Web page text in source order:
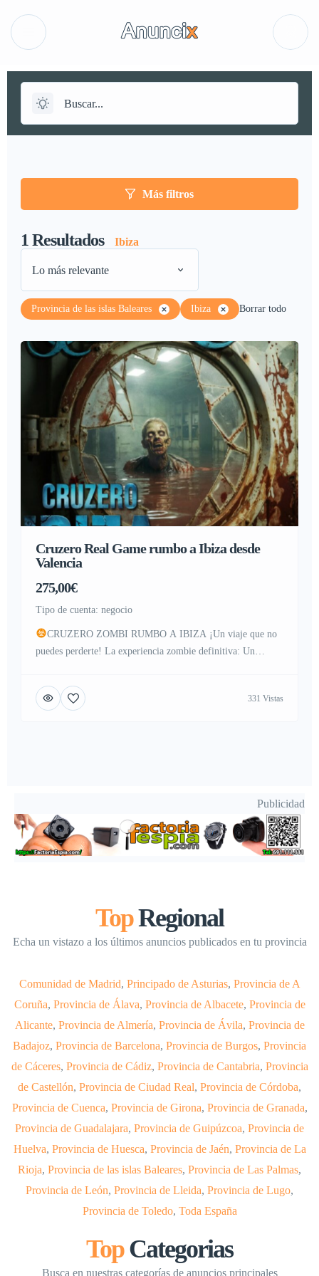
Más filtros
1 Resultados Ibiza
Lo más relevante
Provincia de las islas Baleares Ibiza Borrar todo
Cruzero Real Game rumbo a Ibiza desde
Valencia
275,00€
tipo de cuenta: negocio
CRUZERO ZOMBI RUMBO A IBIZA ¡Un viaje que no
puedes perderte! La experiencia zombie definitiva: Un
cadena. Experimenta el brote zombie en pleno barco, y si
sobrevives, continúa la resistencia en la isla a la noche331 Vistas
Publicidad
TopRegional
Echa un vistazo a los últimos anuncios publicados en tu provincia
Comunidad de Madrid, Principado de Asturias, Provincia de A
Coruña, Provincia de Álava, Provincia de Albacete, Provincia de
Alicante, Provincia de Almería, Provincia de Ávila, Provincia de
Badajoz, Provincia de Barcelona, Provincia de Burgos, Provincia
de Cáceres, Provincia de Cádiz, Provincia de Cantabria, Provincia
de Castellón, Provincia de Ciudad Real, Provincia de Córdoba,
Provincia de Cuenca, Provincia de Girona, Provincia de Granada,
Provincia de Guadalajara, Provincia de Guipúzcoa, Provincia de
Huelva, Provincia de Huesca, Provincia de Jaén, Provincia de La
Rioja, Provincia de las islas Baleares, Provincia de Las Palmas,
Provincia de León, Provincia de Lleida, Provincia de Lugo,
Provincia de Toledo, Toda España
TopCategorias
Busca en nuestras categorías de anuncios principales